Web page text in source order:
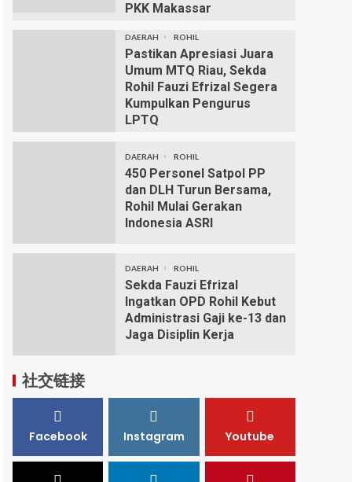
PKK Makassar
DAERAH ROHIL
Pastikan Apresiasi Juara
Umum MTQ Riau, Sekda
Rohil Fauzi Efrizal Segera
Kumpulkan Pengurus
LPTQ
DAERAH ROHIL
450 Personel Satpol PP
dan DLH Turun Bersama,
Rohil Mulai Gerakan
Indonesia ASRI
DAERAH ROHIL
Sekda Fauzi Efrizal
Ingatkan OPD Rohil Kebut
Administrasi Gaji ke-13 dan
Jaga Disiplin Kerja
社交链接
Facebook Instagram Youtube